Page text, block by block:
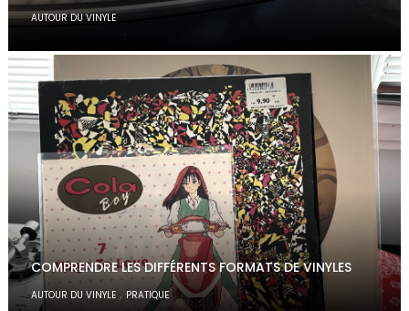
AUTOUR DU VINYLE
COMPRENDRE LES DIFFÉRENTS FORMATS DE VINYLES
AUTOUR DU VINYLE , PRATIQUE